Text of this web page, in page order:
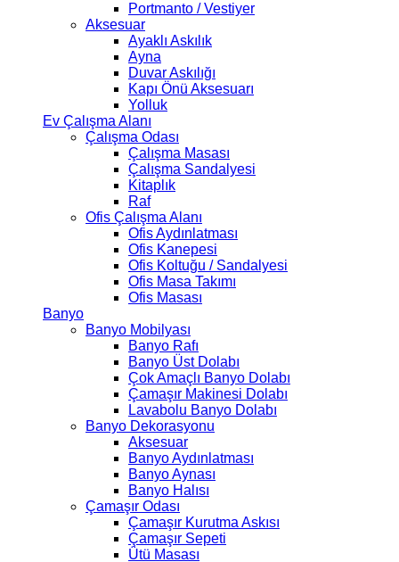
Portmanto / Vestiyer
Aksesuar
Ayaklı Askılık
Ayna
Duvar Askılığı
Kapı Önü Aksesuarı
Yolluk
Ev Çalışma Alanı
Çalışma Odası
Çalışma Masası
Çalışma Sandalyesi
Kitaplık
Raf
Ofis Çalışma Alanı
Ofis Aydınlatması
Ofis Kanepesi
Ofis Koltuğu / Sandalyesi
Ofis Masa Takımı
Ofis Masası
Banyo
Banyo Mobilyası
Banyo Rafı
Banyo Üst Dolabı
Çok Amaçlı Banyo Dolabı
Çamaşır Makinesi Dolabı
Lavabolu Banyo Dolabı
Banyo Dekorasyonu
Aksesuar
Banyo Aydınlatması
Banyo Aynası
Banyo Halısı
Çamaşır Odası
Çamaşır Kurutma Askısı
Çamaşır Sepeti
Ütü Masası